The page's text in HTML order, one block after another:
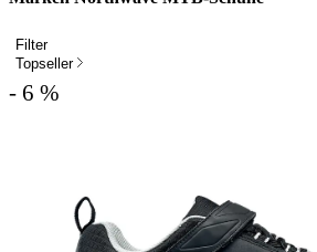
Filter
Topseller
- 6 %